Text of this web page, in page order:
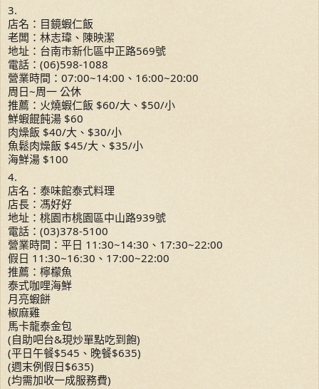
3.
店名：目鏡蝦仁飯
老闆：林志瑋、陳映潔
地址：台南市新化區中正路569號
電話：(06)598-1088
營業時間：07:00~14:00、16:00~20:00
周日~周一 公休
推薦：火燒蝦仁飯 $60/大、$50/小
鮮蝦餛飩湯 $60
肉燥飯 $40/大、$30/小
魚鬆肉燥飯 $45/大、$35/小
海鮮湯 $100
4.
店名：泰味館泰式料理
店長：馮好好
地址：桃園市桃園區中山路939號
電話：(03)378-5100
營業時間：平日 11:30~14:30、17:30~22:00
假日 11:30~16:30、17:00~22:00
推薦：檸檬魚
泰式咖哩海鮮
月亮蝦餅
椒麻雞
馬卡龍泰金包
(自助吧台&現炒單點吃到飽)
(平日午餐$545、晚餐$635)
(週末例假日$635)
(均需加收一成服務費)